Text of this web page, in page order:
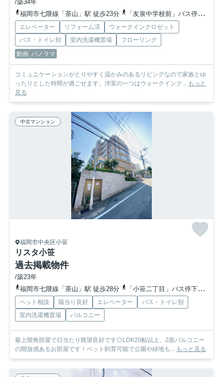
/築34年
福岡市七隈線「茶山」駅 徒歩23分
「友泉中学校前」バス停下車 徒歩4分
エレベーター リフォーム済
ウォークインクロゼット
バス・トイレ別
室内洗濯機置場
フローリング
動画 パノラマ
コミュニケーションがとりやすく温かみのあるリビングなので家族とゆ
ったりとした時間が過ごせます。洋室の一つはウォークインク... もっと
見る
中古マンション
福岡市中央区小笹
リスタ小笹
過去掲載物件
/築23年
福岡市七隈線「茶山」駅 徒歩28分
「小笹二丁目」バス停下車 徒歩8分
ペット相談 陽当り良好 エレベーター
バス・トイレ別
室内洗濯機置場
バルコニー
最上階角部屋で日当たり眺望良好です◎LDK20帖以上、2面バルコニー
の開放感あるお部屋です！ペット飼育可能で公園や緑地も... もっと見る